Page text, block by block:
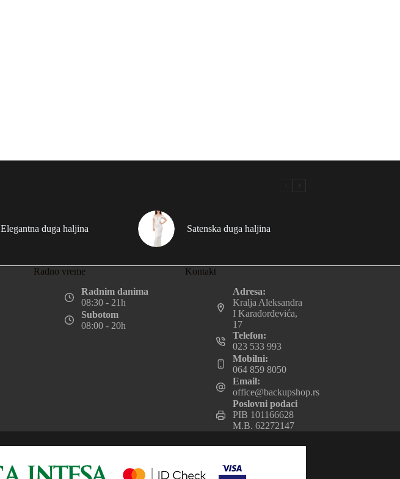
Elegantna duga haljina Satenska duga haljina
Radno vreme
Radnim danima
08:30 - 21h
Subotom
08:00 - 20h
Kontakt
Adresa:
Kralja Aleksandra
I Karađorđevića,
17
Telefon:
023 533 993
Mobilni:
064 859 8050
Email:
office@backupshop.rs
Poslovni podaci
PIB 101166628
M.B. 62272147